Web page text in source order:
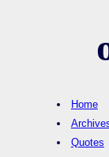
Home
Quotes